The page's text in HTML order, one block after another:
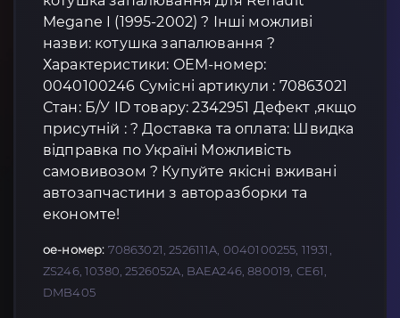
Megane I (1995-2002) ? Інші можливі
назви: котушка запалювання ?
Характеристики: OEM-номер:
0040100246 Сумісні артикули : 70863021
Стан: Б/У ID товару: 2342951 Дефект ,якщо
присутній : ? Доставка та оплата: Швидка
відправка по Україні Можливість
самовивозом ? Купуйте якісні вживані
автозапчастини з авторазборки та
економте!
oe-номер: 70863021, 2526111A, 0040100255, 11931,
ZS246, 10380, 2526052A, BAEA246, 880019, CE61,
DMB405